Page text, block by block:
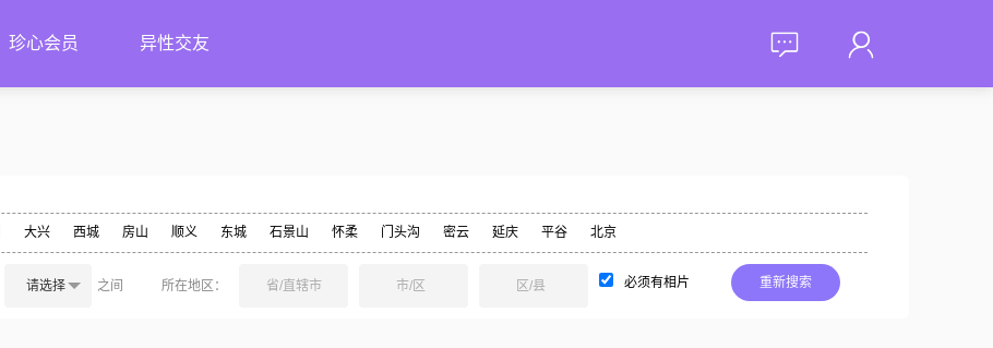
珍心会员 异性交友
大兴 西城 房山 顺义 东城 石景山 怀柔 门头沟 密云 延庆 平谷 北京
请选择 之间 所在地区： 省/直辖市 市/区 区/县 必须有相片 重新搜索